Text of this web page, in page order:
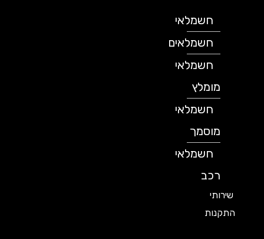
חשמלאי
חשמלאים
חשמלאי
מומלץ
חשמלאי
מוסמך
חשמלאי
שירותי
התקנות